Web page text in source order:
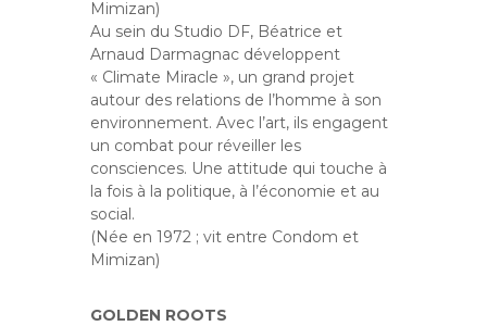
Mimizan)
Au sein du Studio DF, Béatrice et
Arnaud Darmagnac développent
« Climate Miracle », un grand projet
autour des relations de l’homme à son
environnement. Avec l’art, ils engagent
un combat pour réveiller les
consciences. Une attitude qui touche à
la fois à la politique, à l’économie et au
social.
(Née en 1972 ; vit entre Condom et
Mimizan)
GOLDEN ROOTS